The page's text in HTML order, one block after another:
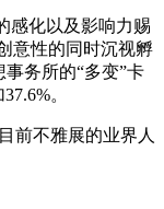
感化以及影响力赐
意性的同时沉视孵
务所的“多变”卡
。
前不雅展的业界人